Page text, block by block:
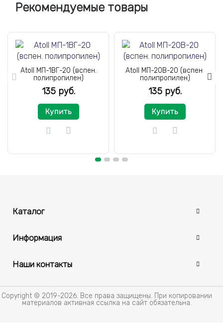
Рекомендуемые товары
Atoll МП-1ВГ-20 (вспен.
полипропилен)
135 руб.
Купить
Atoll МП-20В-20 (вспен.
полипропилен)
135 руб.
Купить
Каталог
Информация
Наши контакты
Copyright © 2019-2026. Все права защищены. При копировании
материалов активная ссылка на сайт обязательна.